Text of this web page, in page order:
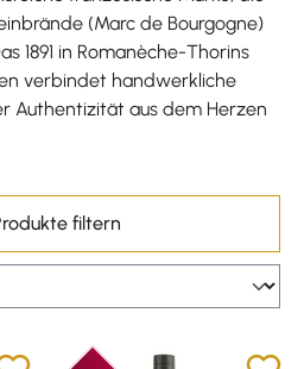
(Marc de Bourgogne)
1891 in Romanèche-Thorins
verbindet handwerkliche
Authentizität aus dem Herzen
filtern